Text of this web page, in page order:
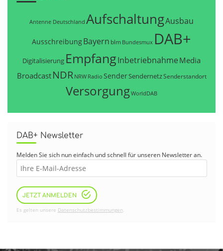
Antenne Deutschland AufschaltungAusbau
AusschreibungBayern blm Bundesmux DAB+
Digitalisierung EmpfangInbetriebnahme Media
Broadcast NDR NRW Radio SenderSendernetzSenderstandort
VersorgungWorldDAB
DAB+ Newsletter
Melden Sie sich nun einfach und schnell für unseren Newsletter an.
JETZT ANMELDEN
Es gelten unsere Datenschutzbestimmungen.